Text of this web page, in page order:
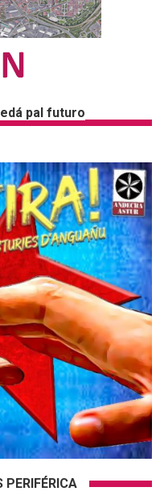
pal futuro
PERIFÉRICA